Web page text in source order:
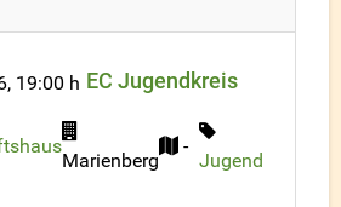
, 19:00 h EC Jugendkreis
Marienberg
-
Jugend